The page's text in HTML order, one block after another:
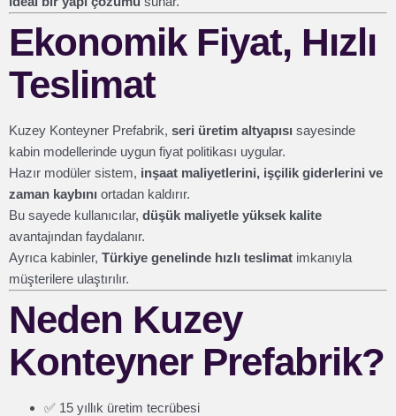
Ekonomik Fiyat, Hızlı
Teslimat
Kuzey Konteyner Prefabrik, seri üretim altyapısı sayesinde
kabin modellerinde uygun fiyat politikası uygular.
Hazır modüler sistem, inşaat maliyetlerini, işçilik giderlerini ve
zaman kaybını ortadan kaldırır.
Bu sayede kullanıcılar, düşük maliyetle yüksek kalite
avantajından faydalanır.
Ayrıca kabinler, Türkiye genelinde hızlı teslimat imkanıyla
müşterilere ulaştırılır.
Neden Kuzey
Konteyner Prefabrik?
✅ 15 yıllık üretim tecrübesi